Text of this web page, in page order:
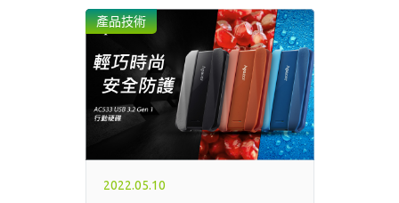
產品技術
2022.05.10